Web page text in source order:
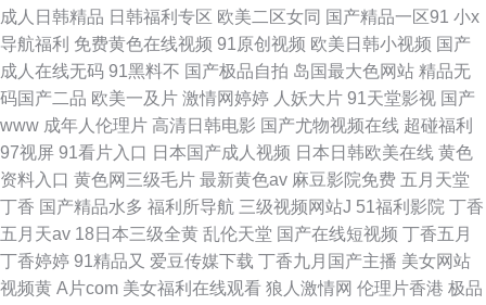
成人日韩精品 日韩福利专区 欧美二区女同 国产精品一区91 小x
导航福利 免费黄色在线视频 91原创视频 欧美日韩小视频 国产
成人在线无码 91黑料不 国产极品自拍 岛国最大色网站 精品无
码国产二品 欧美一及片 激情网婷婷 人妖大片 91天堂影视 国产
www 成年人伦理片 高清日韩电影 国产尤物视频在线 超碰福利
97视屏 91看片入口 日本国产成人视频 日本日韩欧美在线 黄色
资料入口 黄色网三级毛片 最新黄色av 麻豆影院免费 五月天堂
丁香 国产精品水多 福利所导航 三级视频网站J 51福利影院 丁香
五月天av 18日本三级全黄 乱伦天堂 国产在线短视频 丁香五月
丁香婷婷 91精品又 爱豆传媒下载 丁香九月国产主播 美女网站
视频黄 A片com 美女福利在线观看 狼人激情网 伦理片香港 极品